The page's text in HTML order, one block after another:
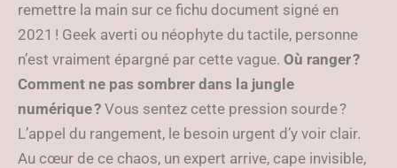
remettre la main sur ce fichu document signé en
2021 ! Geek averti ou néophyte du tactile, personne
n’est vraiment épargné par cette vague. Où ranger ?
Comment ne pas sombrer dans la jungle
numérique ? Vous sentez cette pression sourde ?
L’appel du rangement, le besoin urgent d’y voir clair.
Au cœur de ce chaos, un expert arrive, cape invisible,